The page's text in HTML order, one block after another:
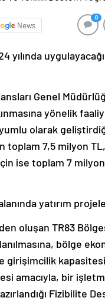
News
0
yılında
Genel
yönelik
olarak
7,5 milyon
ise toplam 7
yatırım
oluşan TR83
bölge
girişimcilik
amacıyla, bir
Fizibilite